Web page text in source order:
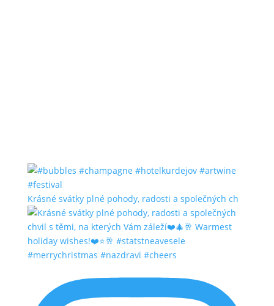
Krásné svátky plné pohody, radosti a společných ch